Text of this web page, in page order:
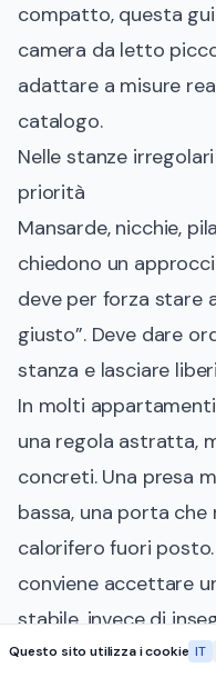
compatto, questa
camera da letto
adattare a misure
catalogo.
Nelle stanze
priorità
Mansarde, nicchie,
chiedono un
deve per forza stare
giusto”. Deve dare
stanza e lasciare
In molti
una regola astratta,
concreti. Una presa
bassa, una porta
calorifero fuori
conviene accettare
stabile, invece di
perfetta sulla carta e
Questo sito utilizza i cookie IT